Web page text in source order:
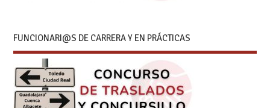
FUNCIONARI@S DE CARRERA Y EN PRÁCTICAS